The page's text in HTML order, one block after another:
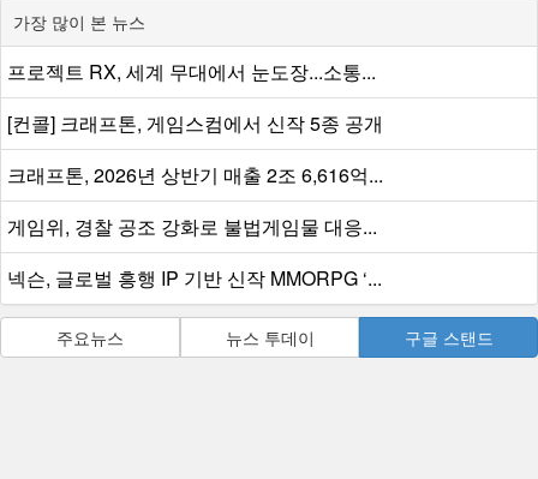
가장 많이 본 뉴스
프로젝트 RX, 세계 무대에서 눈도장...소통...
[컨콜] 크래프톤, 게임스컴에서 신작 5종 공개
크래프톤, 2026년 상반기 매출 2조 6,616억...
게임위, 경찰 공조 강화로 불법게임물 대응...
넥슨, 글로벌 흥행 IP 기반 신작 MMORPG ‘...
주요뉴스 뉴스 투데이 구글 스탠드